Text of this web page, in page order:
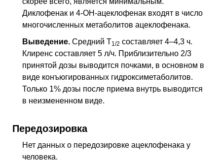
Диклофенак и 4-ОН-ацеклофенак входят в число
многочисленных метаболитов ацеклофенака.
Выведение. Средний T1/2 составляет 4–4,3 ч.
Клиренс составляет 5 л/ч. Приблизительно 2/3
принятой дозы выводится почками, в основном в
виде конъюгированных гидроксиметаболитов.
Только 1% дозы после приема внутрь выводится
в неизмененном виде.
Передозировка
Нет данных о передозировке ацеклофенака у
человека.